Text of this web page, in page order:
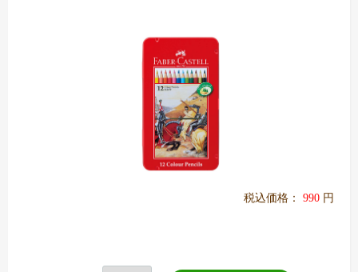
税込価格： 990 円